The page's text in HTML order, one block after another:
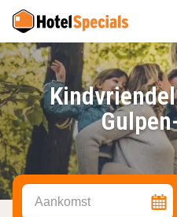
Aankomst